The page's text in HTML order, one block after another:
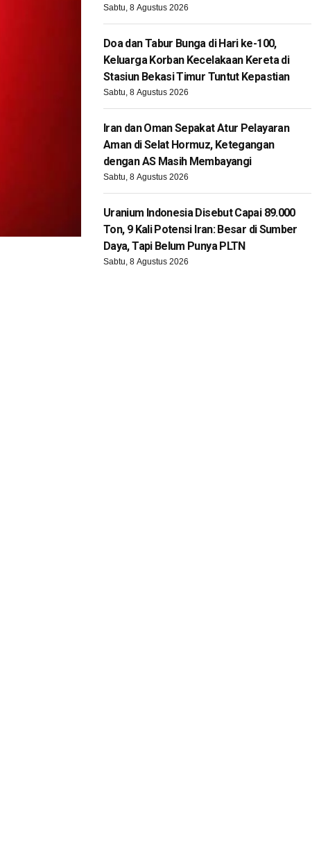
Sabtu, 8 Agustus 2026
Doa dan Tabur Bunga di Hari ke-100,
Keluarga Korban Kecelakaan Kereta di
Stasiun Bekasi Timur Tuntut Kepastian
Sabtu, 8 Agustus 2026
Iran dan Oman Sepakat Atur Pelayaran
Aman di Selat Hormuz, Ketegangan
dengan AS Masih Membayangi
Sabtu, 8 Agustus 2026
Uranium Indonesia Disebut Capai 89.000
Ton, 9 Kali Potensi Iran: Besar di Sumber
Daya, Tapi Belum Punya PLTN
Sabtu, 8 Agustus 2026